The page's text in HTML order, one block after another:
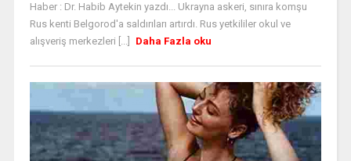
Haber : Dr. Habib Aytekin yazdı... Ukrayna askeri, sınıra komşu
Rus kenti Belgorod'a saldırıları artırdı. Rus yetkililer okul ve
alışveriş merkezleri [...]
Daha Fazla oku